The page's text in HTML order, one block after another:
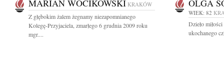
MARIAN WÓCIKOWSKI KRAKÓW
Z głębokim żalem żegnamy niezapomnianego
Kolegę-Przyjaciela, zmarłego 6 grudnia 2009 roku
mgr....
OLGA
WIEK: 82
Dzieło
ukochanego